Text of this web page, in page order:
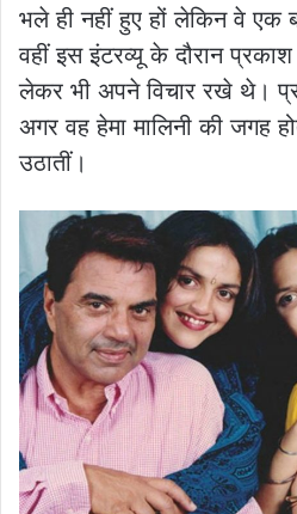
भले ही नहीं हुए हों लेकिन वे एक
वहीं इस इंटरव्यू के दौरान
लेकर भी अपने विचार रखे थे।
अगर वह हेमा मालिनी की जगह
उठातीं।